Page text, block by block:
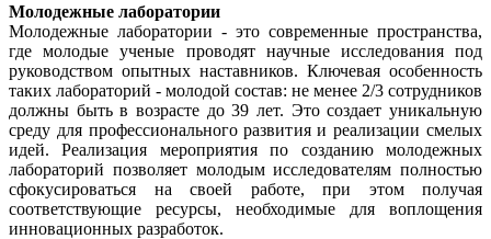
Молодежные лаборатории
Молодежные лаборатории - это современные пространства,
где молодые ученые проводят научные исследования под
руководством опытных наставников. Ключевая особенность
таких лабораторий - молодой состав: не менее 2/3 сотрудников
должны быть в возрасте до 39 лет. Это создает уникальную
среду для профессионального развития и реализации смелых
идей. Реализация мероприятия по созданию молодежных
лабораторий позволяет молодым исследователям полностью
сфокусироваться на своей работе, при этом получая
соответствующие ресурсы, необходимые для воплощения
инновационных разработок.